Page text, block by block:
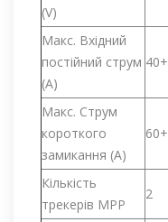
(V)
Макс. Вхідний
постійний струм
(A)
Макс. Струм
короткого
замикання (A)
Кількість
трекерів MPP
2